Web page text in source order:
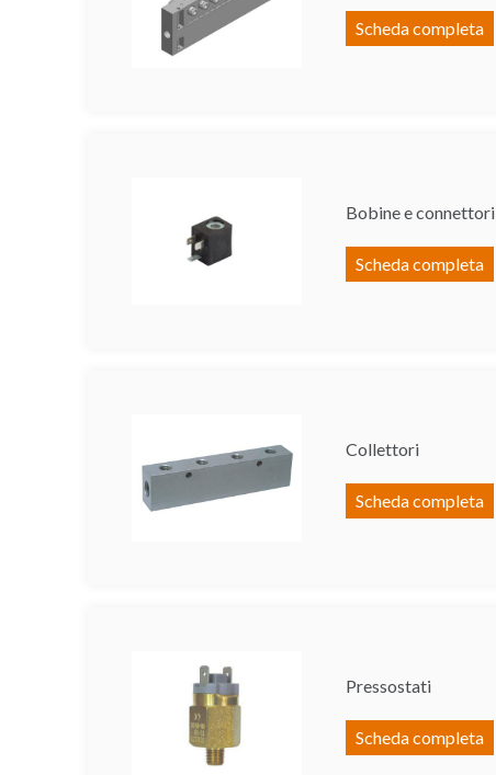
Scheda completa
Bobine e connettori
Scheda completa
Collettori
Scheda completa
Pressostati
Scheda completa